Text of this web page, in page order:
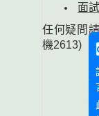
面
任何疑問
機2613)